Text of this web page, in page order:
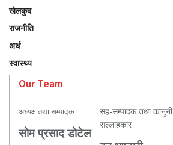
खेलकुद
राजनीति
अर्थ
स्वास्थ्य
Our Team
अध्यक्ष तथा सम्पादक
सोम प्रसाद डोटेल
सह-सम्पादक तथा कानुनी
सल्लाहकार